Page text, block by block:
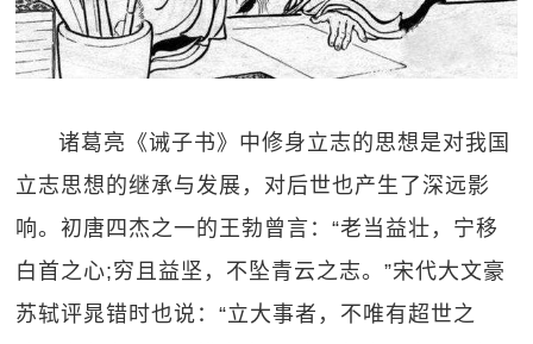
诸葛亮《诫子书》中修身立志的思想是对我国
立志思想的继承与发展，对后世也产生了深远影
响。初唐四杰之一的王勃曾言：“老当益壮，宁移
白首之心;穷且益坚，不坠青云之志。”宋代大文豪
苏轼评晁错时也说：“立大事者，不唯有超世之